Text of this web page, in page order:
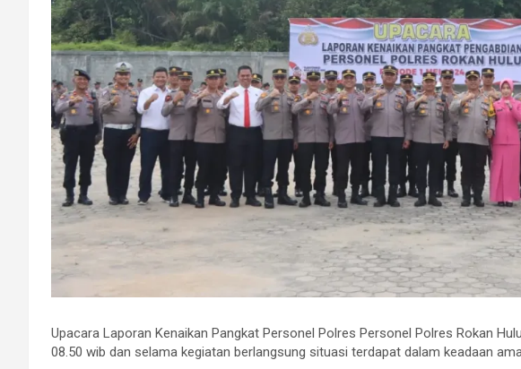
Upacara Laporan Kenaikan Pangkat Personel Polres Personel Polres Rokan
08.50 wib dan selama kegiatan berlangsung situasi terdapat dalam keadaan